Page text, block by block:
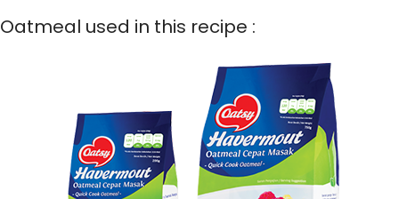
Oatmeal used in this recipe :